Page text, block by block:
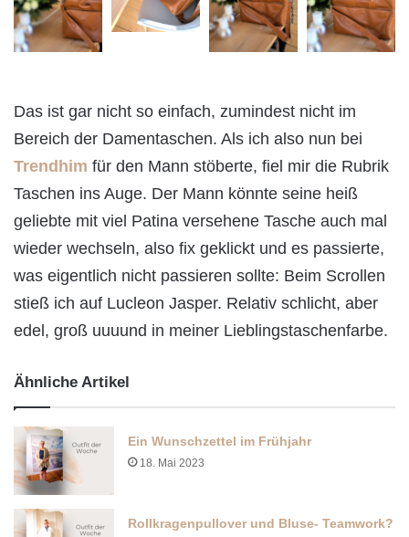
Das ist gar nicht so einfach, zumindest nicht im
Bereich der Damentaschen. Als ich also nun bei
Trendhim für den Mann stöberte, fiel mir die Rubrik
Taschen ins Auge. Der Mann könnte seine heiß
geliebte mit viel Patina versehene Tasche auch mal
wieder wechseln, also fix geklickt und es passierte,
was eigentlich nicht passieren sollte: Beim Scrollen
stieß ich auf Lucleon Jasper. Relativ schlicht, aber
edel, groß uuuund in meiner Lieblingstaschenfarbe.
Ähnliche Artikel
Ein Wunschzettel im Frühjahr
18. Mai 2023
Rollkragenpullover und Bluse- Teamwork?